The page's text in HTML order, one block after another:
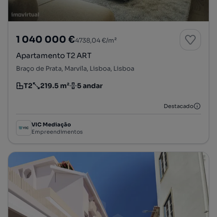
1 040 000 €4738,04 €/m²
Apartamento T2 ART
Braço de Prata, Marvila, Lisboa, Lisboa
Tipologia
T2
Preço por metro quadrado
219.5 m²
Andar 5 andar
Destacado
VIC Mediação
Empreendimentos